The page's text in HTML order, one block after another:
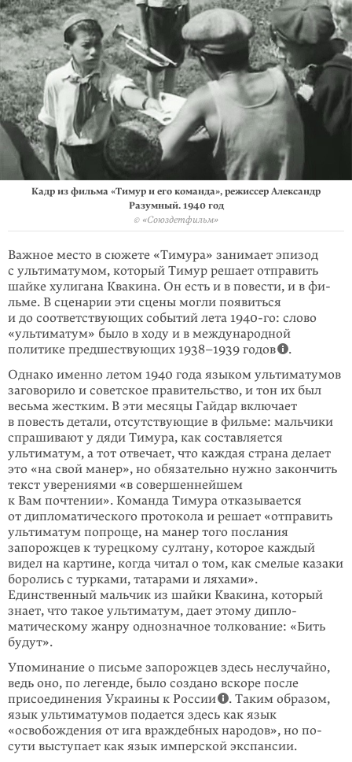
Кадр из фильма «Тимур и его команда», режиссер Александр
Разумный. 1940 год
© «Союздетфильм»
Важное место в сюжете «Тимура» занимает эпизод
с ультиматумом, который Тимур решает отправить
шайке хулигана Квакина. Он есть и в повести, и в фи­
льме. В сценарии эти сцены могли появиться
и до соответствующих событий лета 1940-го: слово
«ультиматум» было в ходу и в международной
политике предшествующих 1938–1939 годов
.
Однако именно летом 1940 года языком ультиматумов
заговорило и советское правительство, и тон их был
весьма жестким. В эти месяцы Гайдар включает
в повесть детали, отсутствующие в фильме: мальчики
спрашивают у дяди Ти­мура, как составляется
ультиматум, а тот отвечает, что каждая страна делает
это «на свой манер», но обязательно нужно закончить
текст уверениями «в со­вер­шеннейшем
к Вам почтении». Команда Тимура отказывается
от дипло­ма­тического протокола и решает «отправить
ультиматум попроще, на манер того послания
запорожцев к турецкому султану, которое каждый
видел на картине, когда читал о том, как смелые казаки
боролись с турками, татарами и ляхами».
Единственный мальчик из шайки Квакина, который
знает, что такое ультима­тум, дает этому дипло­
матическому жанру однозначное толкование: «Бить
будут».
Упоминание о письме запорожцев здесь неслучайно,
ведь оно, по легенде, было создано вскоре после
присоединения Украины к России
. Таким обра­зом,
язык ультиматумов подается здесь как язык
«освобождения от ига вра­ждеб­ных наро­­дов», но по­
сути выступает как язык имперской экспансии.